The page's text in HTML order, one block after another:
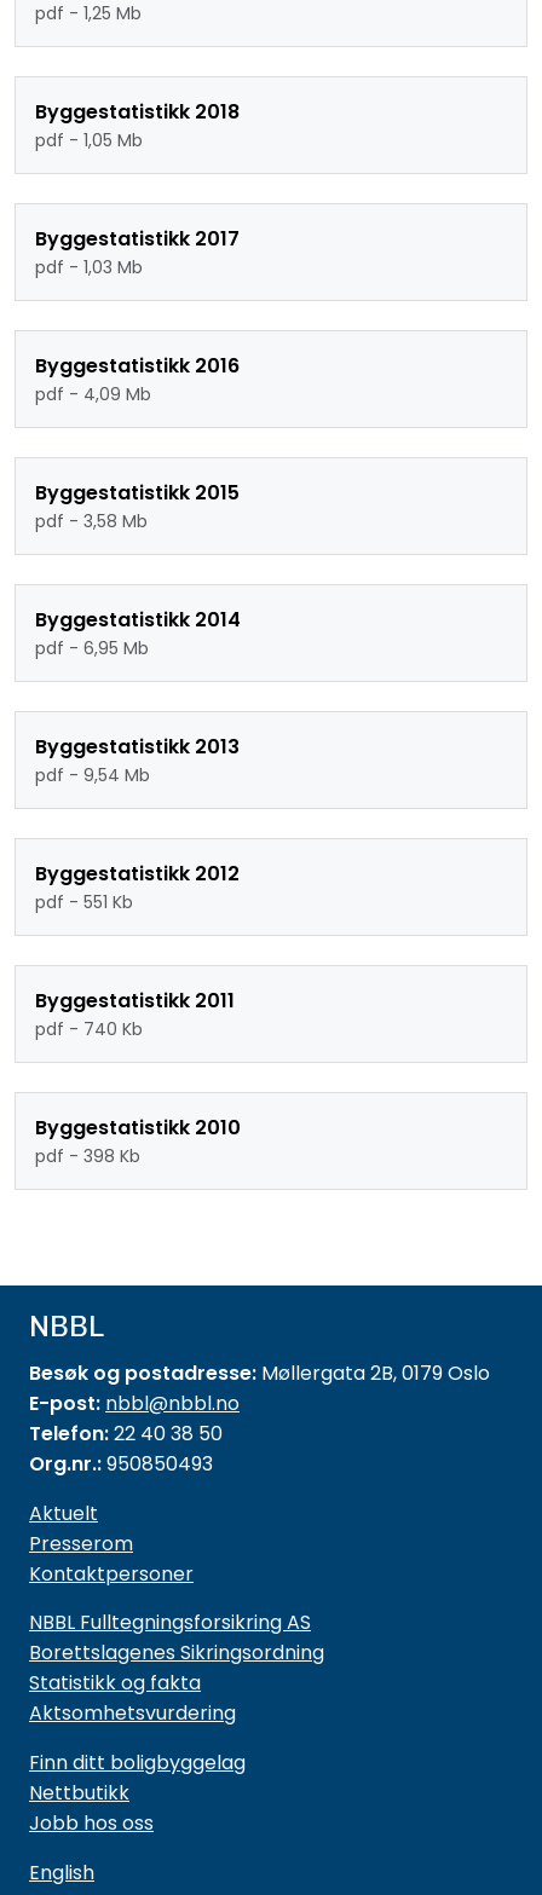
pdf - 1,25 Mb
Byggestatistikk 2018
pdf - 1,05 Mb
Byggestatistikk 2017
pdf - 1,03 Mb
Byggestatistikk 2016
pdf - 4,09 Mb
Byggestatistikk 2015
pdf - 3,58 Mb
Byggestatistikk 2014
pdf - 6,95 Mb
Byggestatistikk 2013
pdf - 9,54 Mb
Byggestatistikk 2012
pdf - 551 Kb
Byggestatistikk 2011
pdf - 740 Kb
Byggestatistikk 2010
pdf - 398 Kb
NBBL
Besøk og postadresse: Møllergata 2B, 0179 Oslo
E-post: nbbl@nbbl.no
Telefon:22 40 38 50
Org.nr.:950850493
Aktuelt
Presserom
Kontaktpersoner
NBBL Fulltegningsforsikring AS
Borettslagenes Sikringsordning
Statistikk og fakta
Aktsomhetsvurdering
Finn ditt boligbyggelag
Nettbutikk
Jobb hos oss
English